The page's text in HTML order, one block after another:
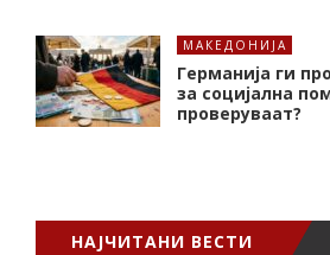
МАКЕДОНИЈА
Германија ги
за социјална
проверуваат?
НАЈЧИТАНИ ВЕСТИ